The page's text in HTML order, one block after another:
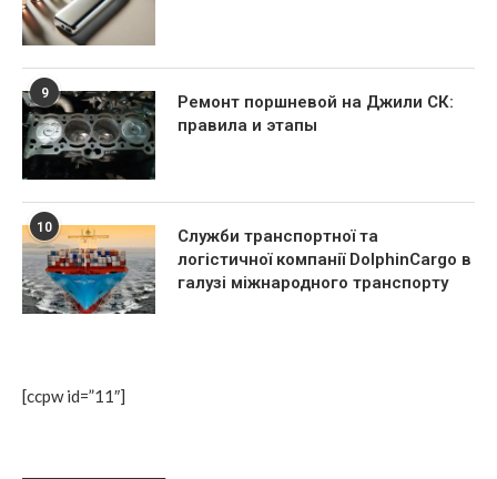
[ccpw id=”11″]
9
Ремонт поршневой на Джили СК:
правила и этапы
10
Служби транспортної та
логістичної компанії DolphinCargo в
галузі міжнародного транспорту